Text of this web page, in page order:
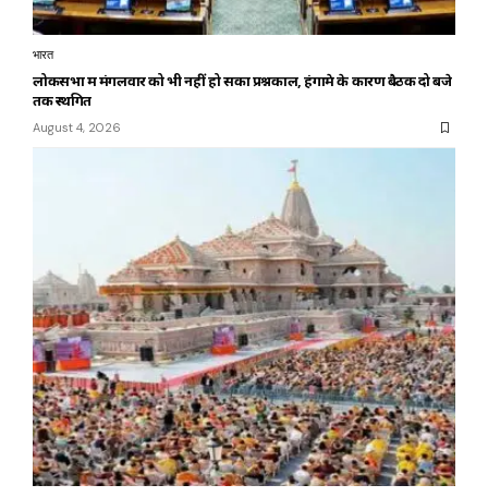
भारत
लोकसभा में मंगलवार को भी नहीं हो सका प्रश्नकाल, हंगामे के कारण बैठक दो बजे
तक स्थगित
August 4, 2026